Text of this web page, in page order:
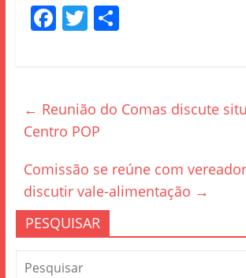
F
b
o
o
k
T S
← Reunião do Comas discute
Centro POP
Comissão se reúne com
discutir vale-alimentação →
PESQUISAR